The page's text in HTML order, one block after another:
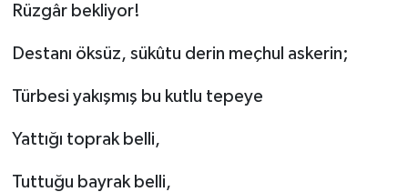
Rüzgâr bekliyor!
Destanı öksüz, sükûtu derin meçhul askerin;
Türbesi yakışmış bu kutlu tepeye
Yattığı toprak belli,
Tuttuğu bayrak belli,
İstanbul Müftülüğü
İzmir Müftülüğü
Kahramanmaraş Müftülüğü